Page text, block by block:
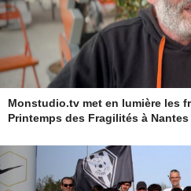
Monstudio.tv met en lumière les
Printemps des Fragilités à Nantes